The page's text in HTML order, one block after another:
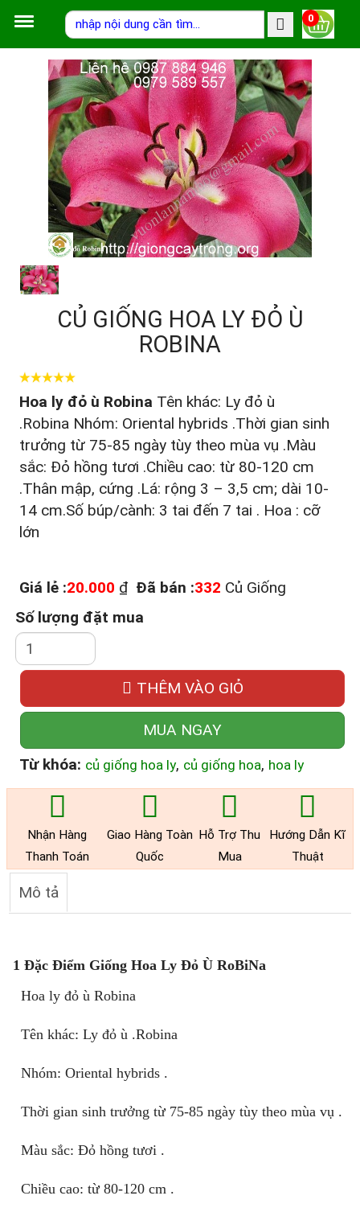
0
CỦ GIỐNG HOA LY ĐỎ Ù
ROBINA
Hoa ly đỏ ù Robina Tên khác: Ly đỏ ù
.Robina Nhóm: Oriental hybrids .Thời gian sinh
trưởng từ 75-85 ngày tùy theo mùa vụ .Màu
sắc: Đỏ hồng tươi .Chiều cao: từ 80-120 cm
.Thân mập, cứng .Lá: rộng 3 – 3,5 cm; dài 10-
14 cm.Số búp/cành: 3 tai đến 7 tai . Hoa : cỡ
lớn
Giá lẻ :20.000 ₫ Đã bán :332 Củ Giống
Số lượng đặt mua
THÊM VÀO GIỎ
MUA NGAY
Từ khóa: củ giống hoa ly, củ giống hoa, hoa ly
Nhận Hàng
Thanh Toán
Giao Hàng Toàn
Quốc
Hỗ Trợ Thu
Mua
Hướng Dẫn Kĩ
Thuật
Mô tả
1 Đặc Điểm Giống Hoa Ly Đỏ Ù RoBiNa
Hoa ly đỏ ù Robina
Tên khác: Ly đỏ ù .Robina
Nhóm: Oriental hybrids .
Thời gian sinh trưởng từ 75-85 ngày tùy theo mùa vụ .
Màu sắc: Đỏ hồng tươi .
Chiều cao: từ 80-120 cm .